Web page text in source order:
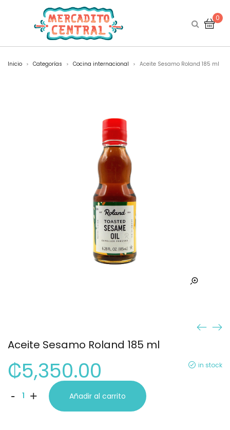
0
Inicio > Categorías > Cocina internacional > Aceite Sesamo Roland 185 ml
Aceite Sesamo Roland 185 ml
in stock
₡5,350.00
-
Sesamo
+ Añadir al carrito